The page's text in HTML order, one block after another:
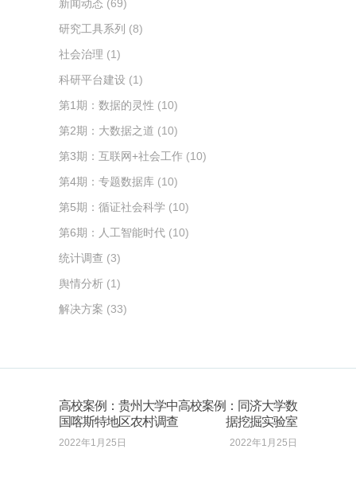
新闻动态 (69)
研究工具系列 (8)
社会治理 (1)
科研平台建设 (1)
第1期：数据的灵性 (10)
第2期：大数据之道 (10)
第3期：互联网+社会工作 (10)
第4期：专题数据库 (10)
第5期：循证社会科学 (10)
第6期：人工智能时代 (10)
统计调查 (3)
舆情分析 (1)
解决方案 (33)
高校案例：贵州大学中
国喀斯特地区农村调查
2022年1月25日
高校案例：同济大学数
据挖掘实验室
2022年1月25日